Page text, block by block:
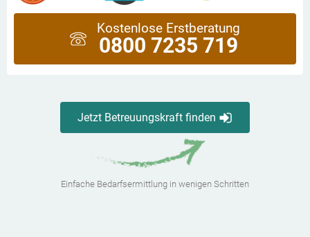
Kostenlose Erstberatung
0800 7235 719
Jetzt Betreuungskraft finden
Einfache Bedarfsermittlung in wenigen Schritten